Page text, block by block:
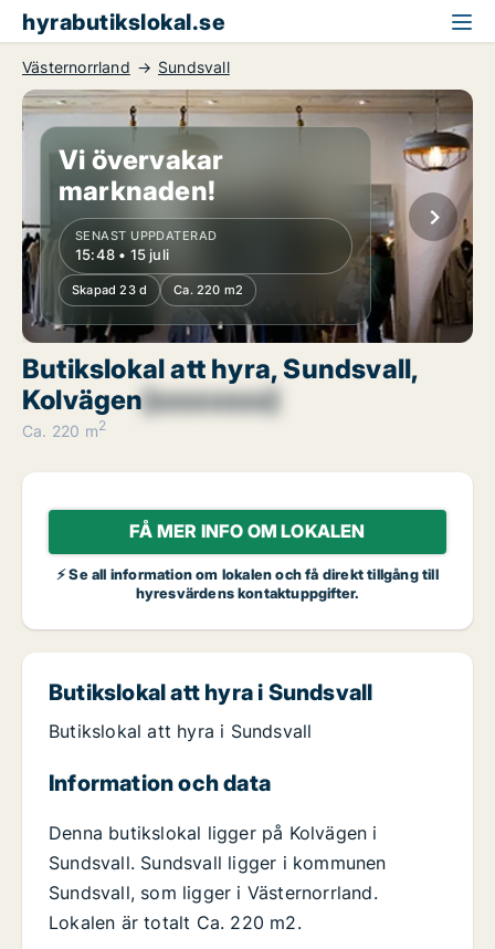
hyrabutikslokal.se
Västernorrland Sundsvall
Vi övervakar
marknaden!
SENAST UPPDATERAD
15:48 • 15 juli
Skapad 23 d Ca. 220 m2
Butikslokal att hyra, Sundsvall,
Kolvägen[xxxxxxxx]
Ca. 220 m2
FÅ MER INFO OM LOKALEN
⚡ Se all information om lokalen och få direkt tillgång till
hyresvärdens kontaktuppgifter.
Butikslokal att hyra i Sundsvall
Butikslokal att hyra i Sundsvall
Information och data
Denna butikslokal ligger på Kolvägen i
Sundsvall. Sundsvall ligger i kommunen
Sundsvall, som ligger i Västernorrland.
Lokalen är totalt Ca. 220 m2.